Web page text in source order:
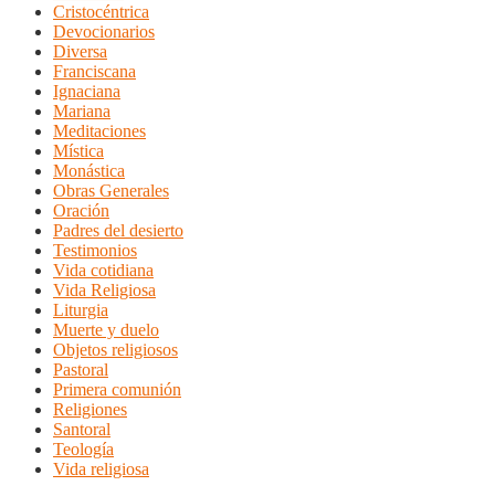
Cristocéntrica
Devocionarios
Diversa
Franciscana
Ignaciana
Mariana
Meditaciones
Mística
Monástica
Obras Generales
Oración
Padres del desierto
Testimonios
Vida cotidiana
Vida Religiosa
Liturgia
Muerte y duelo
Objetos religiosos
Pastoral
Primera comunión
Religiones
Santoral
Teología
Vida religiosa